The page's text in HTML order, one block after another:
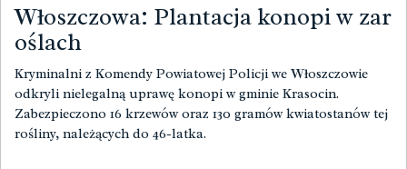
Włoszczowa: Plantacja konopi w zar
oślach
Kryminalni z Komendy Powiatowej Policji we Włoszczowie
odkryli nielegalną uprawę konopi w gminie Krasocin.
Zabezpieczono 16 krzewów oraz 130 gramów kwiatostanów tej
rośliny, należących do 46-latka.